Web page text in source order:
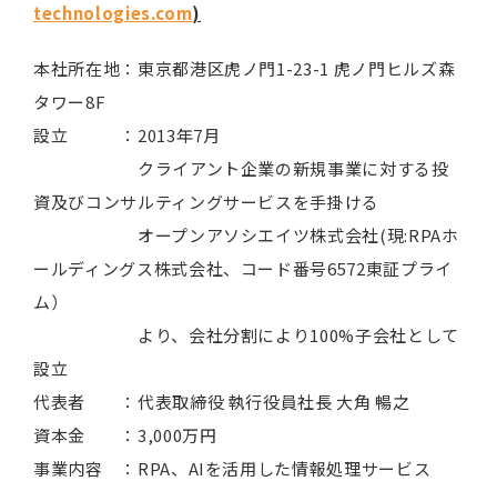
technologies.com)
本社所在地：東京都港区虎ノ門1-23-1 虎ノ門ヒルズ森
タワー8F
設立 ：2013年7月
クライアント企業の新規事業に対する投
資及びコンサルティングサービスを手掛ける
オープンアソシエイツ株式会社(現:RPAホ
ールディングス株式会社、コード番号6572東証プライ
ム）
より、会社分割により100%子会社として
設立
代表者 ：代表取締役 執行役員社長 大角 暢之
資本金 ：3,000万円
事業内容 ：RPA、AIを活用した情報処理サービス